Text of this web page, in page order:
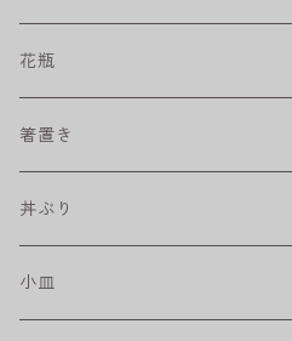
プリーツ
藍駒
ワビカップ
ハンディ小皿
角皿
取皿
盛皿
カレー＆パスタ皿
小鉢
マグカップ
フリーカップ
そば猪口
花瓶
水差し
箸置き
丼ぶり
小皿